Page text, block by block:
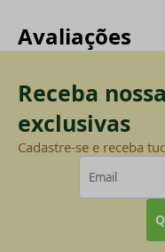
Avaliações
Receba
exclusivas
Cadastre-se e receba